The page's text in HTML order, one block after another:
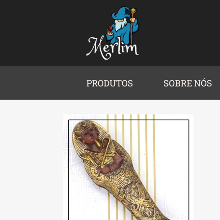
PRODUTOS SOBRE NÓS